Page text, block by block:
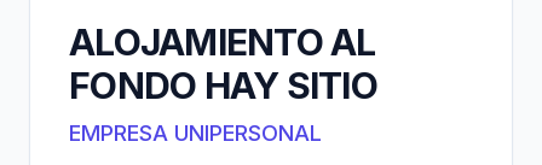
ALOJAMIENTO AL
FONDO HAY SITIO
EMPRESA UNIPERSONAL